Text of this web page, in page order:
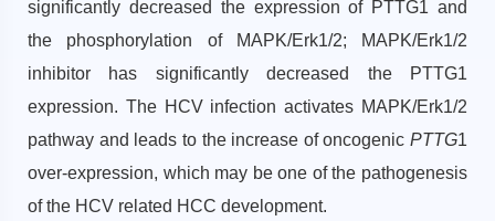
significantly decreased the expression of PTTG1 and
the phosphorylation of MAPK/Erk1/2; MAPK/Erk1/2
inhibitor has significantly decreased the PTTG1
expression. The HCV infection activates MAPK/Erk1/2
pathway and leads to the increase of oncogenic PTTG1
over-expression, which may be one of the pathogenesis
of the HCV related HCC development.